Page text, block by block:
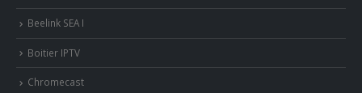
Beelink SEA I
Boitier IPTV
Chromecast